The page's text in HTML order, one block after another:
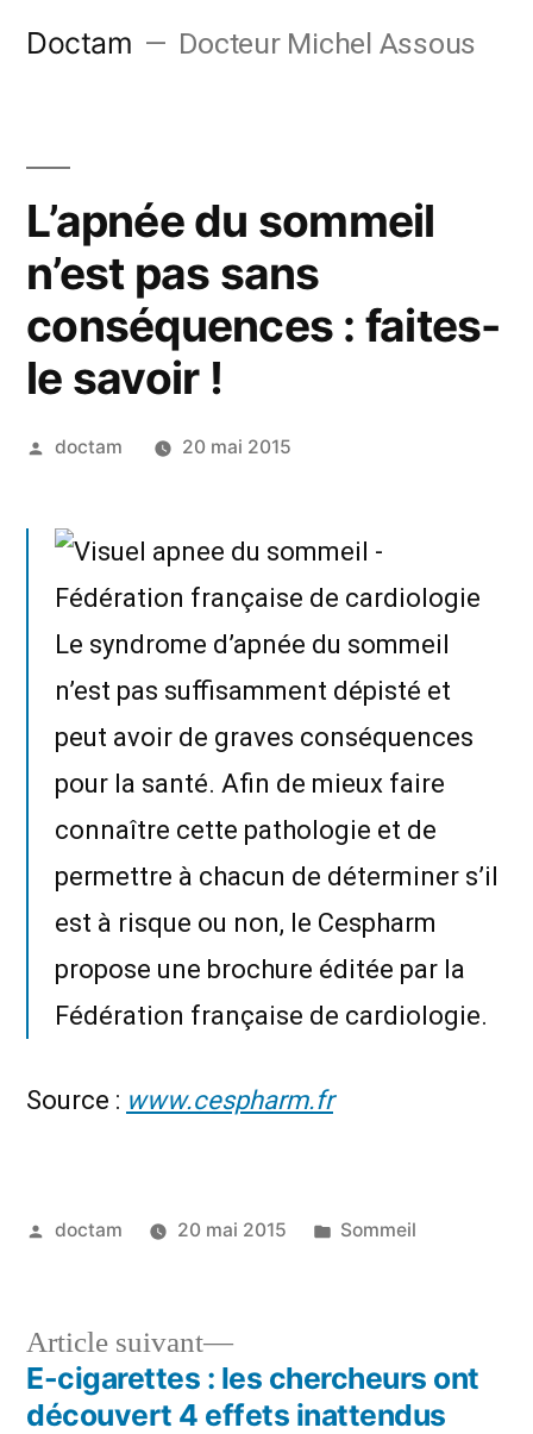
Doctam Docteur Michel Assous
L’apnée du sommeil
n’est pas sans
conséquences : faites-
le savoir !
Publié
doctam 20 mai 2015
Le syndrome d’apnée du sommeil
n’est pas suffisamment dépisté et
peut avoir de graves conséquences
pour la santé. Afin de mieux faire
connaître cette pathologie et de
permettre à chacun de déterminer s’il
est à risque ou non, le Cespharm
propose une brochure éditée par la
Fédération française de cardiologie.
Source : www.cespharm.fr
Publié
doctam 20 mai 2015
Publié
Sommeil
Navigation
Article suivant
Article
suivant :
E-cigarettes : les chercheurs ont
découvert 4 effets inattendus